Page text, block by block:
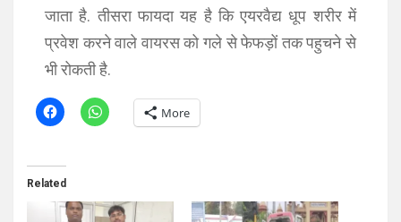
जाता है. तीसरा फायदा यह है कि एयरवैद्य धूप शरीर में
प्रवेश करने वाले वायरस को गले से फेफड़ों तक पहुचने से
भी रोकती है.
More
Related